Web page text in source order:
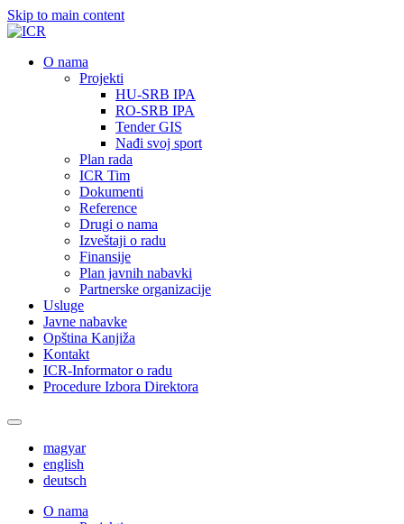
Skip to main content
О nama
Projekti
HU-SRB IPA
RO-SRB IPA
Tender GIS
Nađi svoj sport
Plan rada
ICR Tim
Dokumenti
Reference
Drugi o nama
Izveštaji o radu
Finansije
Plan javnih nabavki
Partnerske organizacije
Usluge
Javne nabavke
Opština Kanjiža
Kontakt
ICR-Informator o radu
Procedure Izbora Direktora
magyar
english
deutsch
О nama